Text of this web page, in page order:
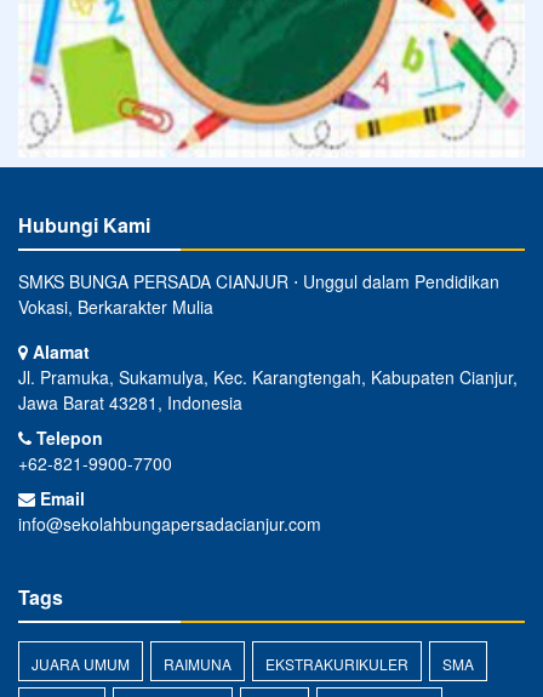
Hubungi Kami
SMKS BUNGA PERSADA CIANJUR ⋅ Unggul dalam Pendidikan
Vokasi, Berkarakter Mulia
Alamat
Jl. Pramuka, Sukamulya, Kec. Karangtengah, Kabupaten Cianjur,
Jawa Barat 43281, Indonesia
Telepon
+62-821-9900-7700
Email
info@sekolahbungapersadacianjur.com
Tags
JUARA UMUM RAIMUNA EKSTRAKURIKULER SMA